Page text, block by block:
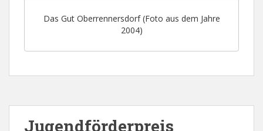
Das Gut Oberrennersdorf (Foto aus dem Jahre
2004)
Jugendförderpreis